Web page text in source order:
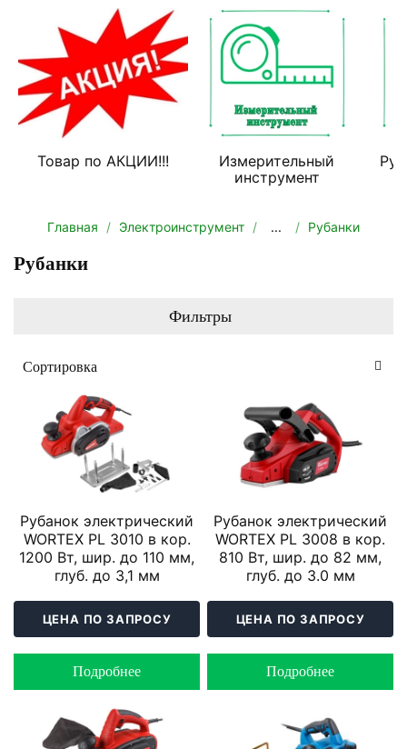
Товар по АКЦИИ!!!
Измерительный
инструмент
Главная Электроинструмент ... Рубанки
Рубанки
Фильтры
Рубанок электрический
WORTEX PL 3010 в кор.
1200 Вт, шир. до 110 мм,
глуб. до 3,1 мм
ЦЕНА ПО ЗАПРОСУ
Подробнее
Рубанок электрический
WORTEX PL 3008 в кор.
810 Вт, шир. до 82 мм,
глуб. до 3.0 мм
ЦЕНА ПО ЗАПРОСУ
Подробнее